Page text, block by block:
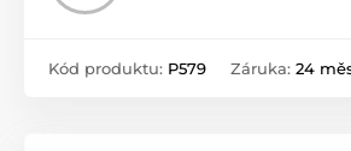
Kód produktu: P579 Záruka: 24